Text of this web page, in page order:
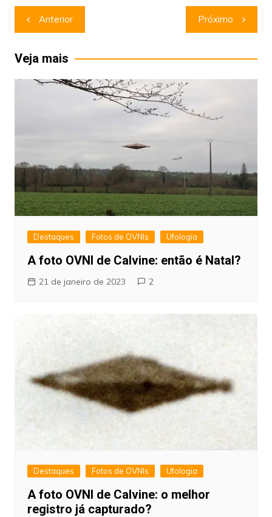
Navegação
de
Post
Anterior Próximo
Veja mais
Destaques Fotos de OVNIs Ufologia
A foto OVNI de Calvine: então é Natal?
21 de janeiro de 2023 2
Destaques Fotos de OVNIs Ufologia
A foto OVNI de Calvine: o melhor
registro já capturado?